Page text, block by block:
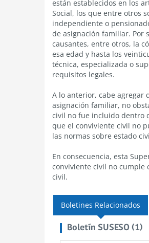
están establecidos en los
Social, los que entre otros
independiente o
de asignación familiar. Por
causantes, entre otros, la
esa edad y hasta los
técnica, especializada o
requisitos legales.
A lo anterior, cabe agregar
asignación familiar, no
civil no fue incluido dentro
que el conviviente civil no
las normas sobre estado
En consecuencia, esta
conviviente civil no cumple
civil.
Boletines Relacionados
Boletín SUSESO (1)